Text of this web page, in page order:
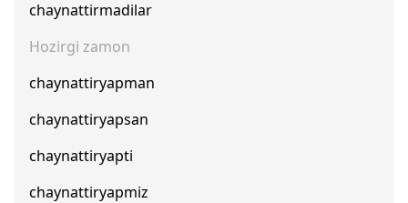
chaynattirmadilar
Hozirgi zamon
chaynattiryapman
chaynattiryapsan
chaynattiryapti
chaynattiryapmiz